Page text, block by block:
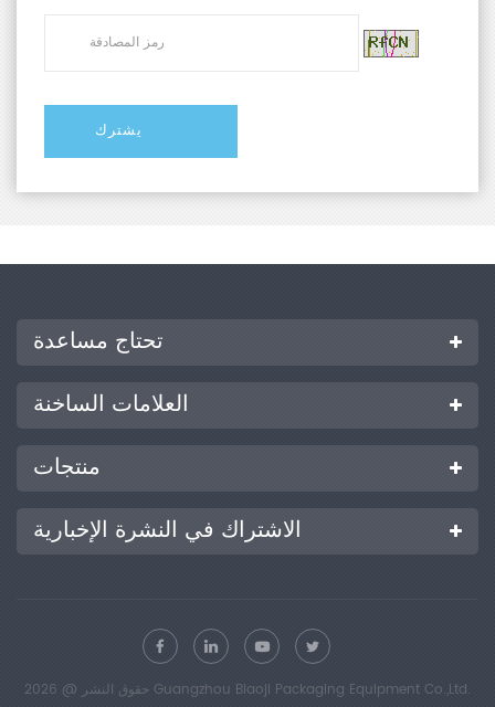
تحتاج مساعدة
العلامات الساخنة
منتجات
الاشتراك في النشرة الإخبارية
حقوق النشر @ 2026 Guangzhou Biaoji Packaging Equipment Co.,Ltd.